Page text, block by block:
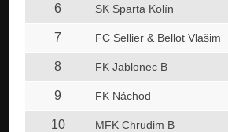
6 SK Sparta Kolín
7 FC Sellier & Bellot Vlašim
8 FK Jablonec B
9 FK Náchod
10 MFK Chrudim B